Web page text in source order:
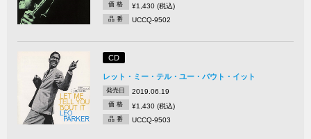
価 格 ¥1,430 (税込)
品 番 UCCQ-9502
CD
レット・ミー・テル・ユー・バウト・イット
発売日 2019.06.19
価 格 ¥1,430 (税込)
品 番 UCCQ-9503